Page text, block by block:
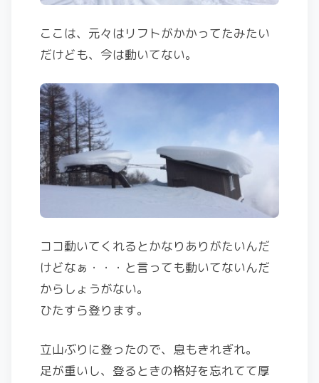
ここは、元々はリフトがかかってたみたい
だけども、今は動いてない。
ココ動いてくれるとかなりありがたいんだ
けどなぁ・・・と言っても動いてないんだ
からしょうがない。
ひたすら登ります。
立山ぶりに登ったので、息もきれぎれ。
足が重いし、登るときの格好を忘れてて厚